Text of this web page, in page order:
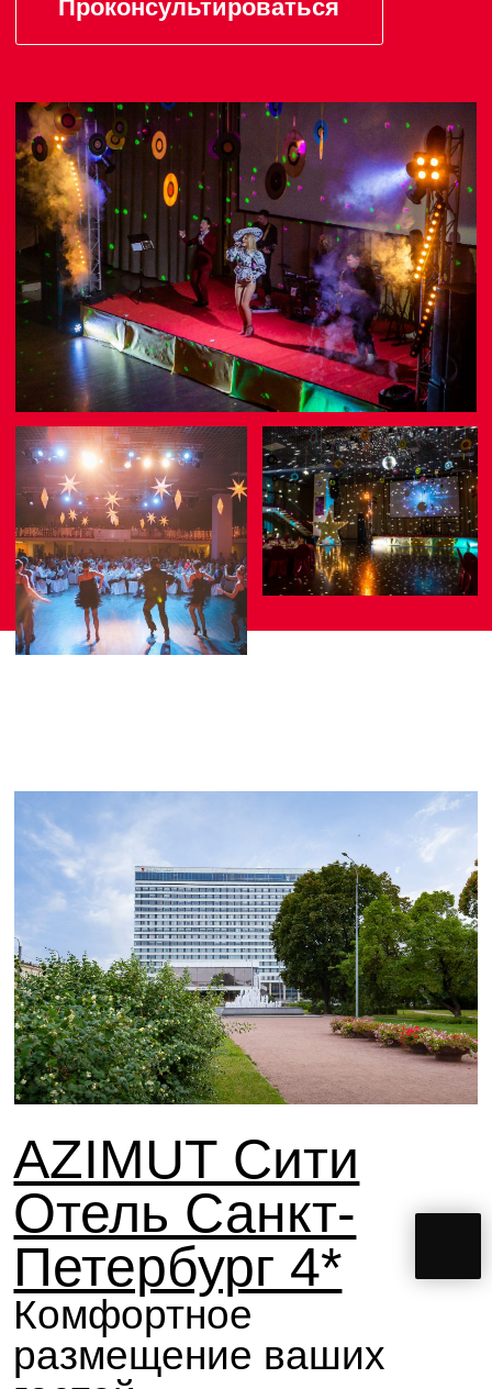
Собственная
от 500 ₽ / день
Достопримечательности рядом
Невский проспект
15 мин.
Мариинский театр
10 мин.
Транспортная доступность
1,3 км
Балтийский вокзал
5 км
Московский вокзал
10км
Ладожский вокзал
18 км
Аэропорт Пулково
10 мин.
м. Балтийская
20 мин.
м. Технологический
Институт
Санкт-Петербург,
Лермонтовский пр-кт.,
43/1, литер А